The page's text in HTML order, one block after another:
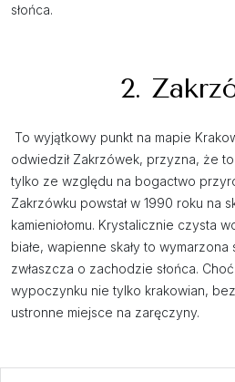
słońca.
2.
To wyjątkowy punkt na mapie
odwiedził Zakrzówek, przyzna, że
tylko ze względu na bogactwo
Zakrzówku powstał w 1990 roku na
kamieniołomu. Krystalicznie czysta
białe, wapienne skały to
zwłaszcza o zachodzie słońca.
wypoczynku nie tylko krakowian,
ustronne miejsce na zaręczyny.